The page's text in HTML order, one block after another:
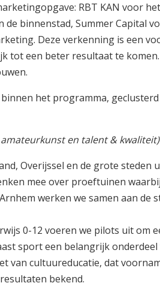
RBT KAN voor
binnenstad, Summer Capital
Deze verkenning is een
tot een beter resultaat te
het programma,
en talent &
Overijssel en de grote steden
mee over proeftuinen
werken we samen aan de
0-12 voeren we pilots uit om
sport een belangrijk onderdeel
van cultuureducatie, dat
bekend.